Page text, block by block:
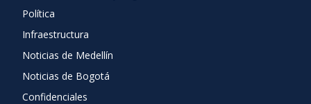
Política
Infraestructura
Noticias de Medellín
Noticias de Bogotá
Confidenciales